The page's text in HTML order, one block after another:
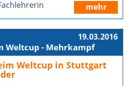
mehr
19.03.2016
Weltcup - Mehrkampf
Weltcup in Stuttgart